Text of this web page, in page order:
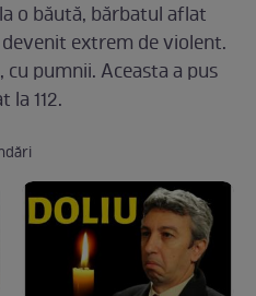
o băută, bărbatul aflat
extrem de violent.
pumnii. Aceasta a pus
la 112.